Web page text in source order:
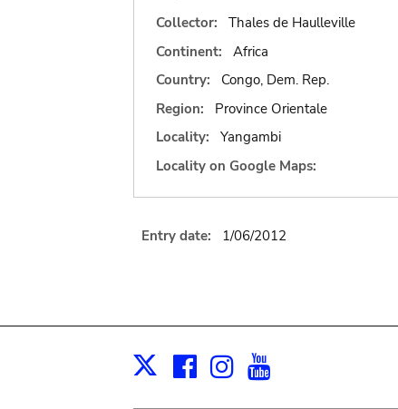
Collector:
Thales de Haulleville
Continent:
Africa
Country:
Congo, Dem. Rep.
Region:
Province Orientale
Locality:
Yangambi
Locality on Google Maps:
Entry date: 1/06/2012
X Facebook
Instagram